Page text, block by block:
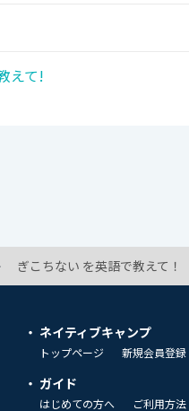
えて!
ぎこちない を英語で教えて！
ネイティブキャンプ
トップページ 新規会員登録
ガイド
はじめての方へ ご利用方法